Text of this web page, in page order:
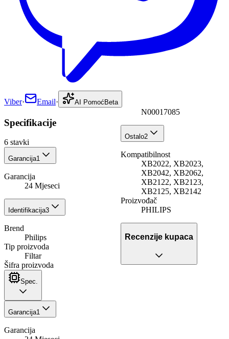
Viber· Email· AI Pomoć Beta
Specifikacije
6 stavki
Garancija1
Garancija
24 Mjeseci
Identifikacija3
Brend
Philips
Tip proizvoda
Filtar
Šifra proizvoda
N00017085
Ostalo2
Kompatibilnost
XB2022, XB2023,
XB2042, XB2062,
XB2122, XB2123,
XB2125, XB2142
Proizvođač
PHILIPS
Recenzije kupaca
Spec.
Garancija1
Garancija